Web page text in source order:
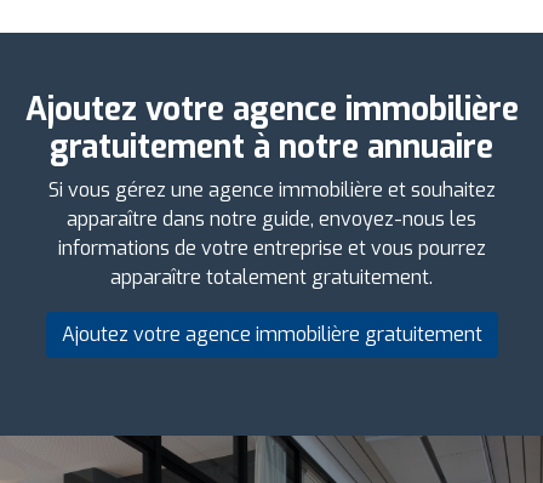
Ajoutez votre agence immobilière
gratuitement à notre annuaire
Si vous gérez une agence immobilière et souhaitez
apparaître dans notre guide, envoyez-nous les
informations de votre entreprise et vous pourrez
apparaître totalement gratuitement.
Ajoutez votre agence immobilière gratuitement